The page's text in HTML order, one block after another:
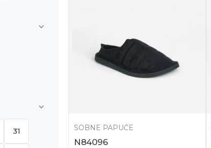
31 SOBNE PAPUČE
N84096